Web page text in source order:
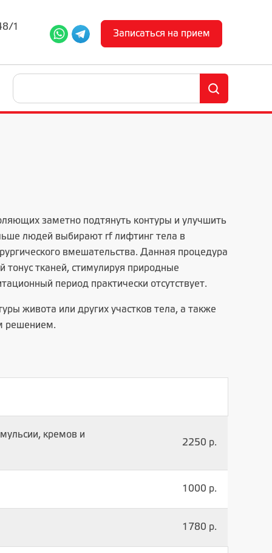
1
Записаться на прием
заметно подтянуть контуры и улучшить
людей выбирают rf лифтинг тела в
вмешательства. Данная процедура
тонус тканей, стимулируя природные
период практически отсутствует.
живота или других участков тела, а также
решением.
кремов и
2250 р.
1000 р.
1780 р.